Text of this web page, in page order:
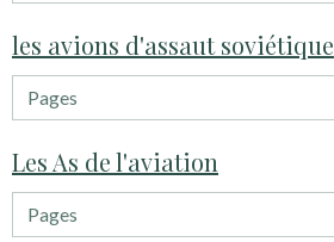
les avions d'assaut soviétique
Les As de l'aviation